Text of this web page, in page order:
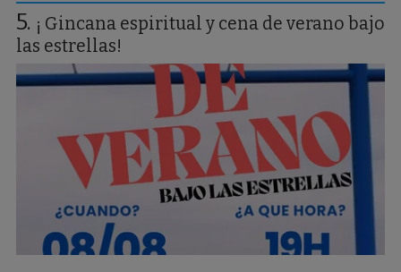
¡ Gincana espiritual y cena de verano bajo
las estrellas!